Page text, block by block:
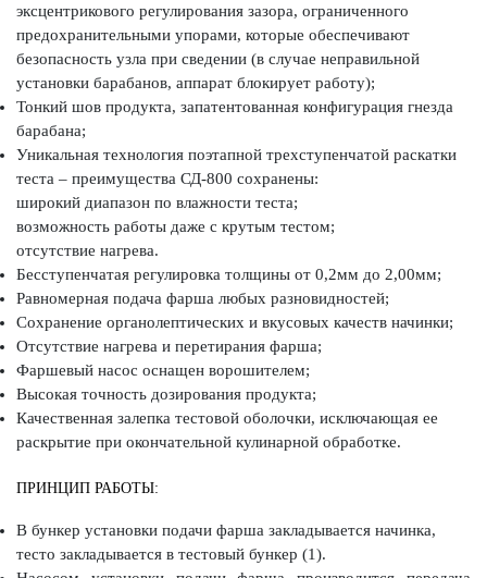
эксцентрикового регулирования зазора, ограниченного
предохранительными упорами, которые обеспечивают
безопасность узла при сведении (в случае неправильной
установки барабанов, аппарат блокирует работу);
Тонкий шов продукта, запатентованная конфигурация гнезда
барабана;
Уникальная технология поэтапной трехступенчатой раскатки
теста – преимущества СД-800 сохранены:
широкий диапазон по влажности теста;
возможность работы даже с крутым тестом;
отсутствие нагрева.
Бесступенчатая регулировка толщины от 0,2мм до 2,00мм;
Равномерная подача фарша любых разновидностей;
Сохранение органолептических и вкусовых качеств начинки;
Отсутствие нагрева и перетирания фарша;
Фаршевый насос оснащен ворошителем;
Высокая точность дозирования продукта;
Качественная залепка тестовой оболочки, исключающая ее
раскрытие при окончательной кулинарной обработке.
ПРИНЦИП РАБОТЫ:
В бункер установки подачи фарша закладывается начинка,
тесто закладывается в тестовый бункер (1).